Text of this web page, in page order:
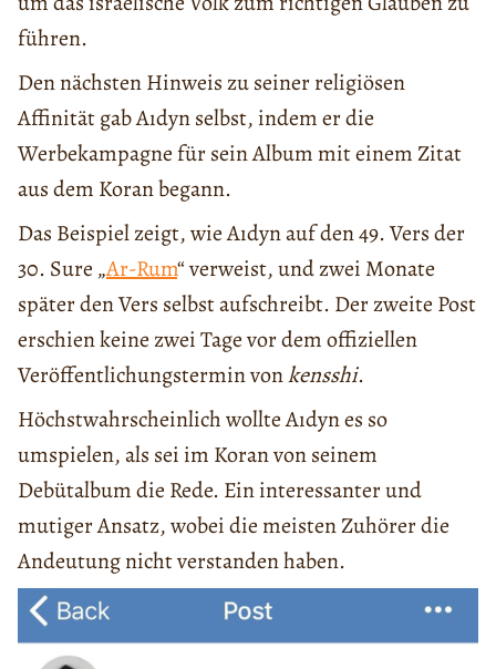
führen.
Den nächsten Hinweis zu seiner religiösen
Affinität gab Aıdyn selbst, indem er die
Werbekampagne für sein Album mit einem Zitat
aus dem Koran begann.
Das Beispiel zeigt, wie Aıdyn auf den 49. Vers der
30. Sure „Ar-Rum“ verweist, und zwei Monate
später den Vers selbst aufschreibt. Der zweite Post
erschien keine zwei Tage vor dem offiziellen
Veröffentlichungstermin vonkensshi.
Höchstwahrscheinlich wollte Aıdyn es so
umspielen, als sei im Koran von seinem
Debütalbum die Rede. Ein interessanter und
mutiger Ansatz, wobei die meisten Zuhörer die
Andeutung nicht verstanden haben.